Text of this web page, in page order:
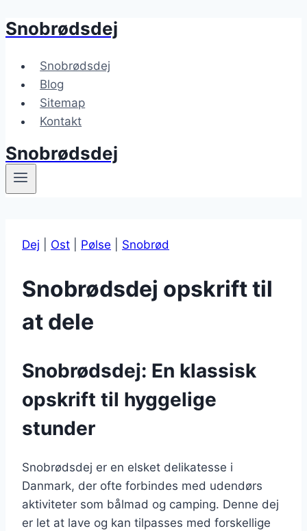
Fortsæt
indhold
Snobrødsdej
Snobrødsdej
Blog
Sitemap
Kontakt
Snobrødsdej
Dej Ost Pølse Snobrød
Snobrødsdej opskrift til
at dele
Snobrødsdej: En klassisk
opskrift til hyggelige
stunder
Snobrødsdej er en elsket delikatesse i
Danmark, der ofte forbindes med udendørs
aktiviteter som bålmad og camping. Denne dej
er let at lave og kan tilpasses med forskellige